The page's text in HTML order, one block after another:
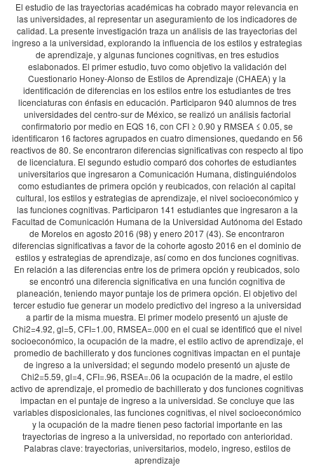
El estudio de las trayectorias académicas ha cobrado mayor relevancia en
las universidades, al representar un aseguramiento de los indicadores de
calidad. La presente investigación traza un análisis de las trayectorias del
ingreso a la universidad, explorando la influencia de los estilos y estrategias
de aprendizaje, y algunas funciones cognitivas, en tres estudios
eslabonados. El primer estudio, tuvo como objetivo la validación del
Cuestionario Honey-Alonso de Estilos de Aprendizaje (CHAEA) y la
identificación de diferencias en los estilos entre los estudiantes de tres
licenciaturas con énfasis en educación. Participaron 940 alumnos de tres
universidades del centro-sur de México, se realizó un análisis factorial
confirmatorio por medio en EQS 16, con CFI ≥ 0.90 y RMSEA ≤ 0.05, se
identificaron 16 factores agrupados en cuatro dimensiones, quedando en 56
reactivos de 80. Se encontraron diferencias significativas con respecto al tipo
de licenciatura. El segundo estudio comparó dos cohortes de estudiantes
universitarios que ingresaron a Comunicación Humana, distinguiéndolos
como estudiantes de primera opción y reubicados, con relación al capital
cultural, los estilos y estrategias de aprendizaje, el nivel socioeconómico y
las funciones cognitivas. Participaron 141 estudiantes que ingresaron a la
Facultad de Comunicación Humana de la Universidad Autónoma del Estado
de Morelos en agosto 2016 (98) y enero 2017 (43). Se encontraron
diferencias significativas a favor de la cohorte agosto 2016 en el dominio de
estilos y estrategias de aprendizaje, así como en dos funciones cognitivas.
En relación a las diferencias entre los de primera opción y reubicados, solo
se encontró una diferencia significativa en una función cognitiva de
planeación, teniendo mayor puntaje los de primera opción. El objetivo del
tercer estudio fue generar un modelo predictivo del ingreso a la universidad
a partir de la misma muestra. El primer modelo presentó un ajuste de
Chi2=4.92, gl=5, CFI=1.00, RMSEA=.000 en el cual se identificó que el nivel
socioeconómico, la ocupación de la madre, el estilo activo de aprendizaje, el
promedio de bachillerato y dos funciones cognitivas impactan en el puntaje
de ingreso a la universidad; el segundo modelo presentó un ajuste de
Chi2=5.59, gl=4, CFI=.96, RSEA=.06 la ocupación de la madre, el estilo
activo de aprendizaje, el promedio de bachillerato y dos funciones cognitivas
impactan en el puntaje de ingreso a la universidad. Se concluye que las
variables disposicionales, las funciones cognitivas, el nivel socioeconómico
y la ocupación de la madre tienen peso factorial importante en las
trayectorias de ingreso a la universidad, no reportado con anterioridad.
Palabras clave: trayectorias, universitarios, modelo, ingreso, estilos de
aprendizaje